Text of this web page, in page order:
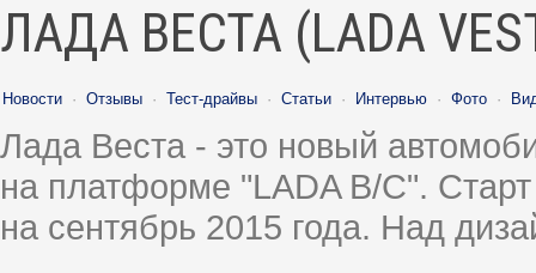
ЛАДА ВЕСТА (LADA
Новости · Отзывы · Тест-драйвы · Статьи · Интервью · Фото ·
Лада Веста - это новый
на платформе "LADA B/C".
на сентябрь 2015 года. Над